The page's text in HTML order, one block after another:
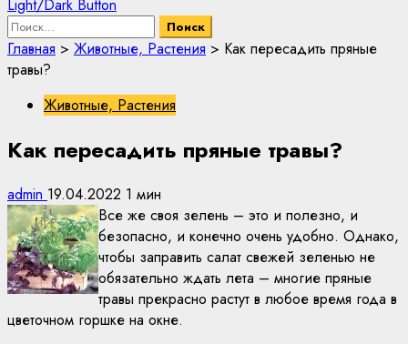
Light/Dark Button
Найти:
Главная > Животные, Растения > Как пересадить пряные
травы?
Животные, Растения
Как пересадить пряные травы?
admin 19.04.2022 1 мин
Все же своя зелень – это и полезно, и
безопасно, и конечно очень удобно. Однако,
чтобы заправить салат свежей зеленью не
обязательно ждать лета – многие пряные
травы прекрасно растут в любое время года в
цветочном горшке на окне.